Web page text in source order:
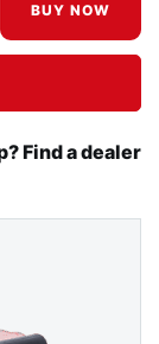
BUY NOW
Find a dealer